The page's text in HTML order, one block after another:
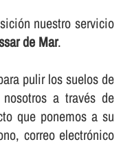
nuestro servicio
de Mar.
pulir los suelos de
a través de
que ponemos a su
correo electrónico